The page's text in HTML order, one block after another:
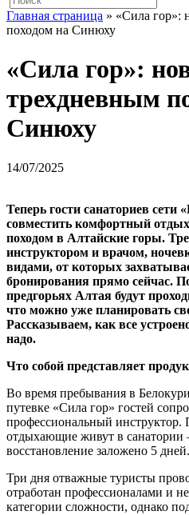
Главная страница » «Сила гор»:
походом на Синюху
«Сила гор»:
трехдневным
Синюху
14/07/2025
Теперь гости санаториев сети
совместить комфортный
походом в Алтайские горы.
инструктором и врачом,
видами, от которых
бронирования прямо сейчас.
предгорьях Алтая будут
что можно уже планировать
Рассказываем, как все
надо.
Что собой представляет
Во время пребывания в
путевке «Сила гор» гостей
профессиональный инструктор.
отдыхающие живут в санатории
восстановление заложено 5 дней.
Три дня отважные туристы
отработан профессионалами и
категории сложности, однако